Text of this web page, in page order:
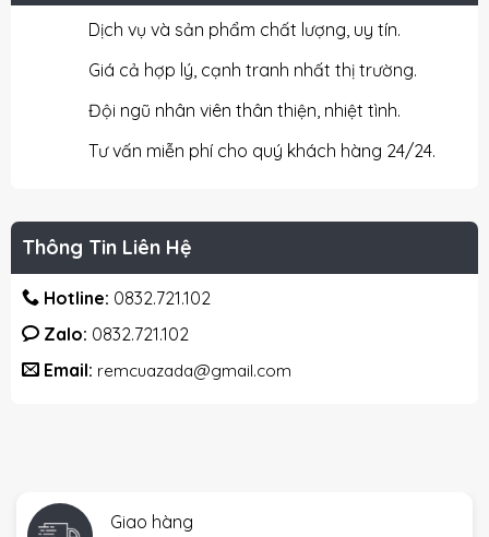
Dịch vụ và sản phẩm chất lượng, uy tín.
Giá cả hợp lý, cạnh tranh nhất thị trường.
Đội ngũ nhân viên thân thiện, nhiệt tình.
Tư vấn miễn phí cho quý khách hàng 24/24.
Thông Tin Liên Hệ
Hotline: 0832.721.102
Zalo: 0832.721.102
Email: remcuazada@gmail.com
Giao hàng